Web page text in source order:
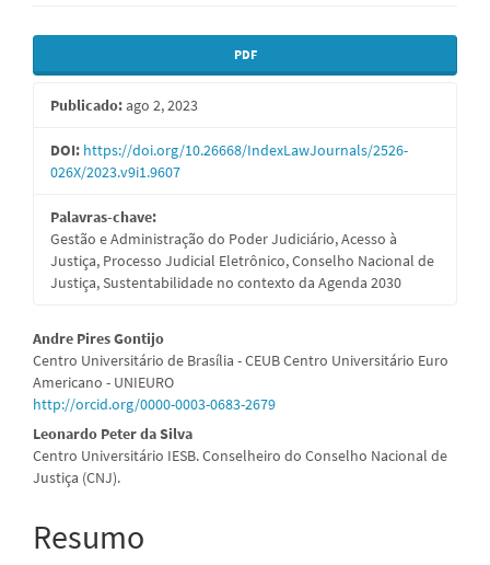
Barra
lateral
de
artigos
PDF
Publicado:ago 2, 2023
DOI: https://doi.org/10.26668/IndexLawJournals/2526-
026X/2023.v9i1.9607
Palavras-chave:
Gestão e Administração do Poder Judiciário, Acesso à
Justiça, Processo Judicial Eletrônico, Conselho Nacional de
Justiça, Sustentabilidade no contexto da Agenda 2030
Conteúdo
do
artigo
principal
Andre Pires Gontijo
Centro Universitário de Brasília - CEUB Centro Universitário Euro
Americano - UNIEURO
http://orcid.org/0000-0003-0683-2679
Leonardo Peter da Silva
Centro Universitário IESB. Conselheiro do Conselho Nacional de
Justiça (CNJ).
Resumo